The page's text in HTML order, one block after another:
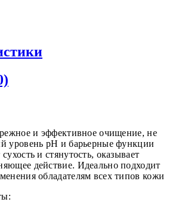
и эффективное очищение, не
уровень pH и барьерные функции
и стянутость, оказывает
действие. Идеально подходит
обладателям всех типов кожи